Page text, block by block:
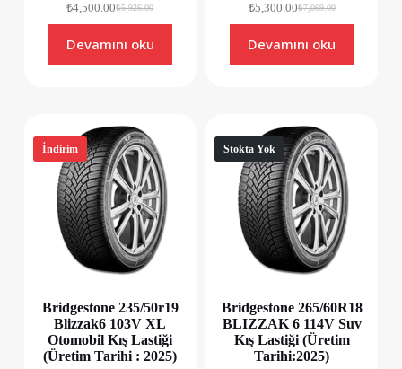
₺5,926.00
₺4,500.00
Devamını oku
₺7,069.00
₺5,300.00
Devamını oku
İndirim
Bridgestone 235/50r19
Blizzak6 103V XL
Otomobil Kış Lastiği
(Üretim Tarihi : 2025)
Stokta Yok
Bridgestone 265/60R18
BLIZZAK 6 114V Suv
Kış Lastiği (Üretim
Tarihi:2025)